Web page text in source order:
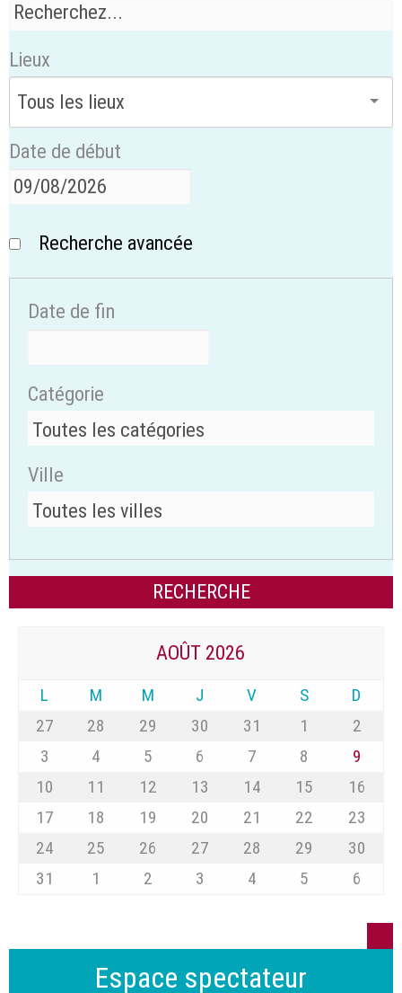
Lieux
Date de début
Recherche avancée
Date de fin
Catégorie
Ville
AOÛT 2026
L M M J V S
D
27
28 29 30 31 1
2
3
4 5 6 7 8
9
10
11 12 13 14 15
16
17
18 19 20 21 22
23
24
25 26 27 28 29
30
31
1 2 3 4 5 6
Espace spectateur